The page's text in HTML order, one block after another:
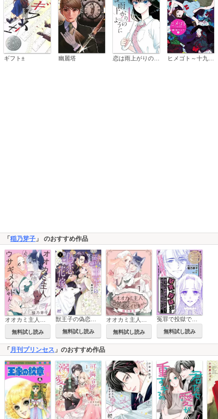
ギフト± 幽麗塔 恋は雨上がりのように ヒメゴト～十九歳の制服～
「 稲乃芽子 」 のおすすめ作品
オオカミ主人とウサギメイドちゃん
無料試し読み 無料試し読み
オオカミ主人とウサギメイドちゃん［ばら売り］
無料試し読み 無料試し読み
「 月刊プリンセス 」のおすすめ作品